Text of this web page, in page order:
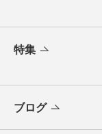
特集
ブログ